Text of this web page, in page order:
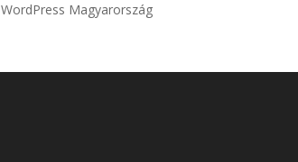
WordPress Magyarország